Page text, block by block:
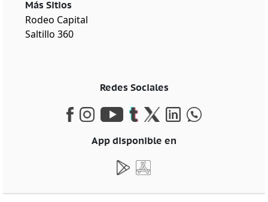
Más Sitios
Rodeo Capital
Saltillo 360
Redes Sociales
App disponible en